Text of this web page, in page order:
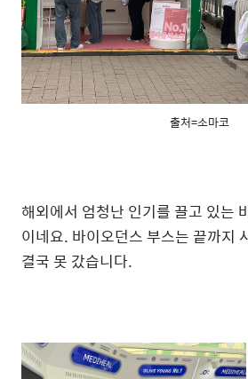
출처=소마코
해외에서 엄청난 인기를 끌고 있는
이네요. 바이오던스 부스는 끝까지
결국 못 갔습니다.